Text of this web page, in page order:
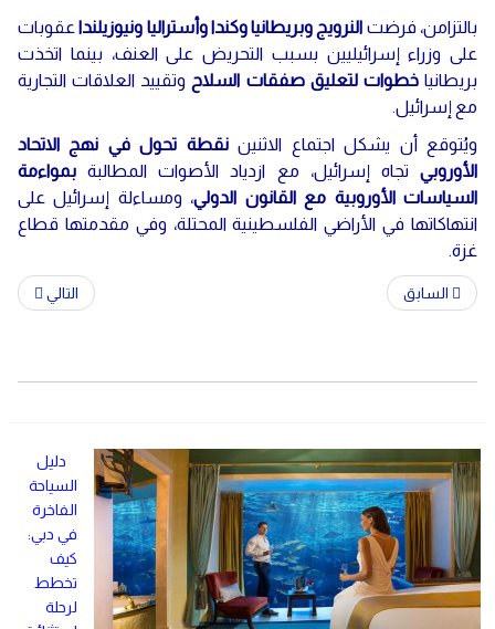
بالتزامن، فرضت النرويج وبريطانيا وكندا وأستراليا ونيوزيلنداعقوبات
على وزراء إسرائيليين بسبب التحريض على العنف، بينما اتخذت
بريطانياخطوات لتعليق صفقات السلاح وتقييد العلاقات التجارية
مع إسرائيل.
ويُتوقع أن يشكل اجتماع الاثنيننقطة تحول في نهج الاتحاد
الأوروبي تجاه إسرائيل، مع ازدياد الأصوات المطالبة بمواءمة
السياسات الأوروبية مع القانون الدولي، ومساءلة إسرائيل على
انتهاكاتها في الأراضي الفلسطينية المحتلة، وفي مقدمتها قطاع
غزة.
السابق التالي
دليل
السياحة
الفاخرة
في دبي:
كيف
تخطط
لرحلة